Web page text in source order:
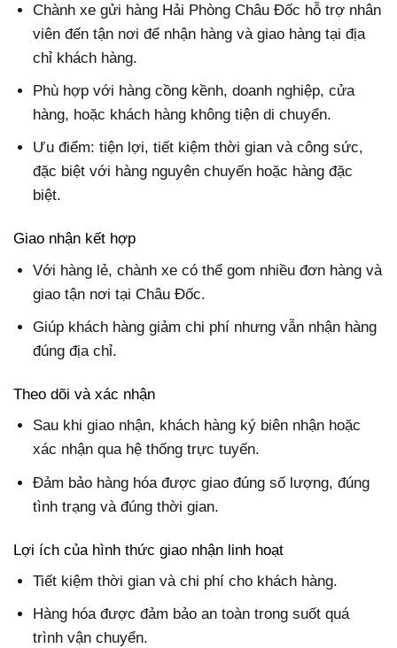
Chành xe gửi hàng Hải Phòng Châu Đốc hỗ trợ nhân
viên đến tận nơi để nhận hàng và giao hàng tại địa
chỉ khách hàng.
Phù hợp với hàng cồng kềnh, doanh nghiệp, cửa
hàng, hoặc khách hàng không tiện di chuyển.
Ưu điểm: tiện lợi, tiết kiệm thời gian và công sức,
đặc biệt với hàng nguyên chuyến hoặc hàng đặc
biệt.
Giao nhận kết hợp
Với hàng lẻ, chành xe có thể gom nhiều đơn hàng và
giao tận nơi tại Châu Đốc.
Giúp khách hàng giảm chi phí nhưng vẫn nhận hàng
đúng địa chỉ.
Theo dõi và xác nhận
Sau khi giao nhận, khách hàng ký biên nhận hoặc
xác nhận qua hệ thống trực tuyến.
Đảm bảo hàng hóa được giao đúng số lượng, đúng
tình trạng và đúng thời gian.
Lợi ích của hình thức giao nhận linh hoạt
Tiết kiệm thời gian và chi phí cho khách hàng.
Hàng hóa được đảm bảo an toàn trong suốt quá
trình vận chuyển.